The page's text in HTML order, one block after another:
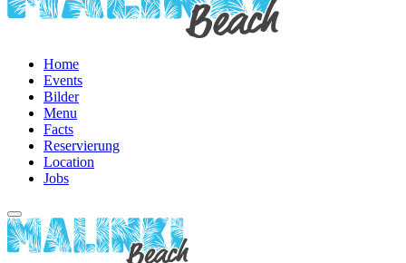
Home
Events
Bilder
Menu
Facts
Reservierung
Location
Jobs